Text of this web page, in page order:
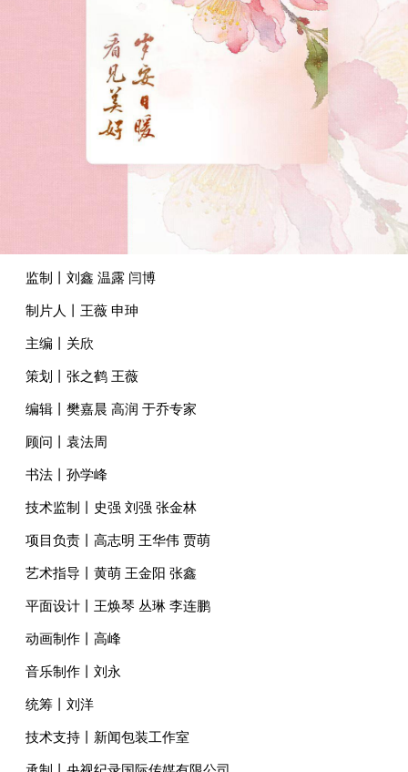
监制丨刘鑫 温露 闫博
制片人丨王薇 申珅
主编丨关欣
策划丨张之鹤 王薇
编辑丨樊嘉晨 高润 于乔专家
顾问丨袁法周
书法丨孙学峰
技术监制丨史强 刘强 张金林
项目负责丨高志明 王华伟 贾萌
艺术指导丨黄萌 王金阳 张鑫
平面设计丨王焕琴 丛琳 李连鹏
动画制作丨高峰
音乐制作丨刘永
统筹丨刘洋
技术支持丨新闻包装工作室